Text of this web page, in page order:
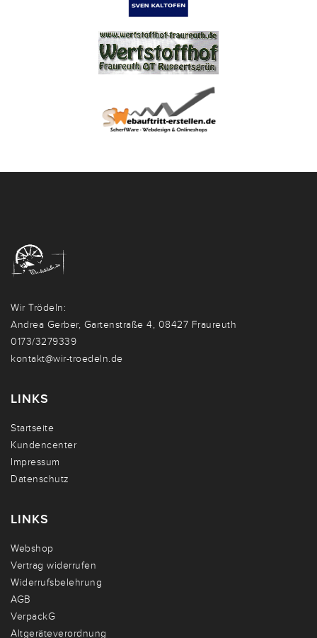
Wir Trödeln:
Andrea Gerber, Gartenstraße 4, 08427 Fraureuth
0173/3279339
kontakt@wir-troedeln.de
LINKS
Startseite
Kundencenter
Impressum
Datenschutz
LINKS
Webshop
Vertrag widerrufen
Widerrufsbelehrung
AGB
VerpackG
Altgeräteverordnung